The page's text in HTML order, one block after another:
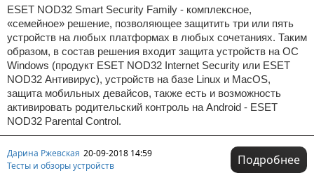
ESET NOD32 Smart Security Family - комплексное,
«семейное» решение, позволяющее защитить три или пять
устройств на любых платформах в любых сочетаниях. Таким
образом, в состав решения входит защита устройств на ОС
Windows (продукт ESET NOD32 Internet Security или ESET
NOD32 Антивирус), устройств на базе Linux и MacOS,
защита мобильных девайсов, также есть и возможность
активировать родительский контроль на Android - ESET
NOD32 Parental Control.
Дарина Ржевская 20-09-2018 14:59
Тесты и обзоры устройств
Подробнее